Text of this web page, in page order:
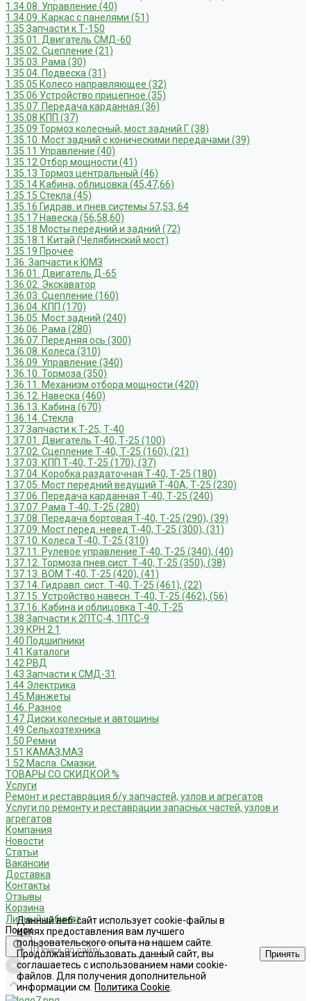
1.34.08. Управление (40)
1.34.09. Каркас с панелями (51)
1.35 Запчасти к Т-150
1.35.01. Двигатель СМД-60
1.35.02. Сцепление (21)
1.35.03. Рама (30)
1.35.04. Подвеска (31)
1.35.05 Колесо направляющее (32)
1.35.06 Устройство прицепное (35)
1.35.07. Передача карданная (36)
1.35.08 КПП (37)
1.35.09 Тормоз колесный, мост задний Г (38)
1.35.10. Мост задний с коническими передачами (39)
1.35.11 Управление (40)
1.35.12 Отбор мощности (41)
1.35.13 Тормоз центральный (46)
1.35.14 Кабина, облицовка (45,47,66)
1.35.15 Стекла (45)
1.35.16 Гидрав. и пнев.системы 57,53, 64
1.35.17 Навеска (56,58,60)
1.35.18 Мосты передний и задний (72)
1.35.18.1 Китай (Челябинский мост)
1.35.19 Прочее
1.36. Запчасти к ЮМЗ
1.36.01. Двигатель Д-65
1.36.02. Экскаватор
1.36.03. Сцепление (160)
1.36.04. КПП (170)
1.36.05. Мост задний (240)
1.36.06. Рама (280)
1.36.07. Передняя ось (300)
1.36.08. Колеса (310)
1.36.09. Управление (340)
1.36.10. Тормоза (350)
1.36.11. Механизм отбора мощности (420)
1.36.12. Навеска (460)
1.36.13. Кабина (670)
1.36.14. Стекла
1.37 Запчасти к Т-25, Т-40
1.37.01. Двигатель Т-40, Т-25 (100)
1.37.02. Сцепление Т-40, Т-25 (160), (21)
1.37.03. КПП Т-40, Т-25 (170), (37)
1.37.04. Коробка раздаточная Т-40, Т-25 (180)
1.37.05. Мост передний ведущий Т-40А, Т-25 (230)
1.37.06. Передача карданная Т-40, Т-25 (240)
1.37.07. Рама Т-40, Т-25 (280)
1.37.08. Передача бортовая Т-40, Т-25 (290), (39)
1.37.09. Мост перед. невед Т-40, Т-25 (300), (31)
1.37.10. Колеса Т-40, Т-25 (310)
1.37.11. Рулевое управление Т-40, Т-25 (340), (40)
1.37.12. Тормоза пнев.сист. Т-40, Т-25 (350), (38)
1.37.13. ВОМ Т-40, Т-25 (420), (41)
1.37.14. Гидравл. сист. Т-40, Т-25 (461), (22)
1.37.15. Устройство навесн. Т-40, Т-25 (462), (56)
1.37.16. Кабина и облицовка Т-40, Т-25
1.38 Запчасти к 2ПТС-4, 1ПТС-9
1.39 КРН 2.1
1.40 Подшипники
1.41 Каталоги
1.42 РВД
1.43 Запчасти к СМД-31
1.44 Электрика
1.45 Манжеты
1.46. Разное
1.47 Диски колесные и автошины
1.49 Сельхозтехника
1.50 Ремни
1.51 КАМАЗ,МАЗ
1.52 Масла. Смазки.
ТОВАРЫ СО СКИДКОЙ %
Услуги
Ремонт и реставрация б/у запчастей, узлов и агрегатов
Услуги по ремонту и реставрации запасных частей, узлов и
агрегатов
Компания
Новости
Статьи
Вакансии
Доставка
Контакты
Отзывы
Корзина
Личный кабинет
Поиск
Данный веб-сайт использует cookie-файлы в
целях предоставления вам лучшего
пользовательского опыта на нашем сайте.
Продолжая использовать данный сайт, вы
соглашаетесь с использованием нами cookie-
файлов. Для получения дополнительной
информации см. Политика Cookie
Принять